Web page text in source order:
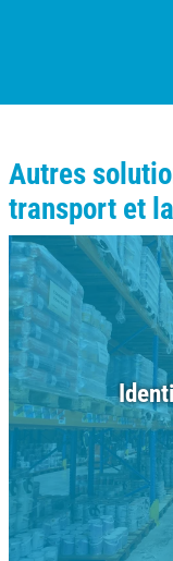
Autres
transport et